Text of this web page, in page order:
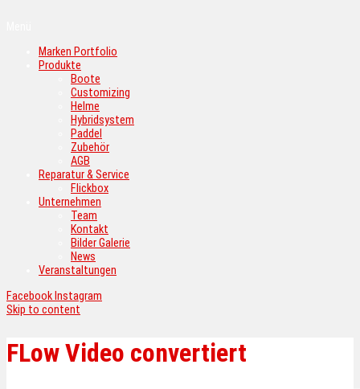
Marken Portfolio
Produkte
Boote
Customizing
Helme
Hybridsystem
Paddel
Zubehör
AGB
Reparatur & Service
Flickbox
Unternehmen
Team
Kontakt
Bilder Galerie
News
Veranstaltungen
Facebook Instagram
Skip to content
FLow Video convertiert